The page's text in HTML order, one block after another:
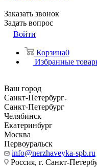
Заказать звонок
Задать вопрос
Войти
Корзина0
Избранные
Ваш город
Санкт-Петербург
Санкт-Петербург
Челябинск
Екатеринбург
Москва
Первоуральск
info@nerzhaveyka-spb.ru
Россия, г. Санкт-